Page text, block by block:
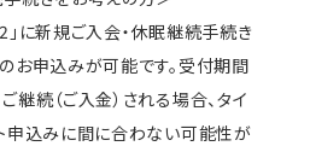
に新規ご入会・休眠継続手続き
お申込みが可能です。受付期間
継続（ご入金）される場合、タイ
申込みに間に合わない可能性が